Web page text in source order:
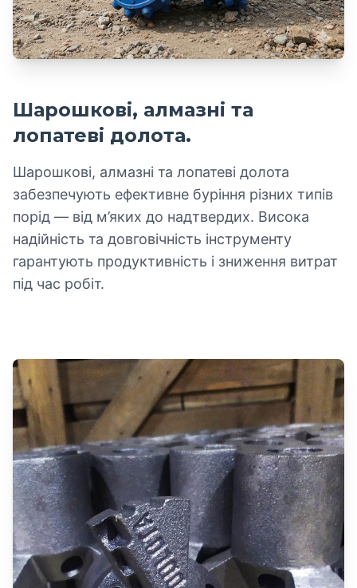
Шарошкові, алмазні та
лопатеві долота.
Шарошкові, алмазні та лопатеві долота
забезпечують ефективне буріння різних типів
порід — від м’яких до надтвердих. Висока
надійність та довговічність інструменту
гарантують продуктивність і зниження витрат
під час робіт.